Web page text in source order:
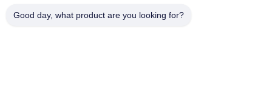
Good day, what product are you looking for?